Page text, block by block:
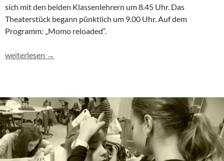
sich mit den beiden Klassenlehrern um 8.45 Uhr. Das
Theaterstück begann pünktlich um 9.00 Uhr. Auf dem
Programm: „Momo reloaded“.
Die 8c im Lÿz: Momo 2.0
weiterlesen →